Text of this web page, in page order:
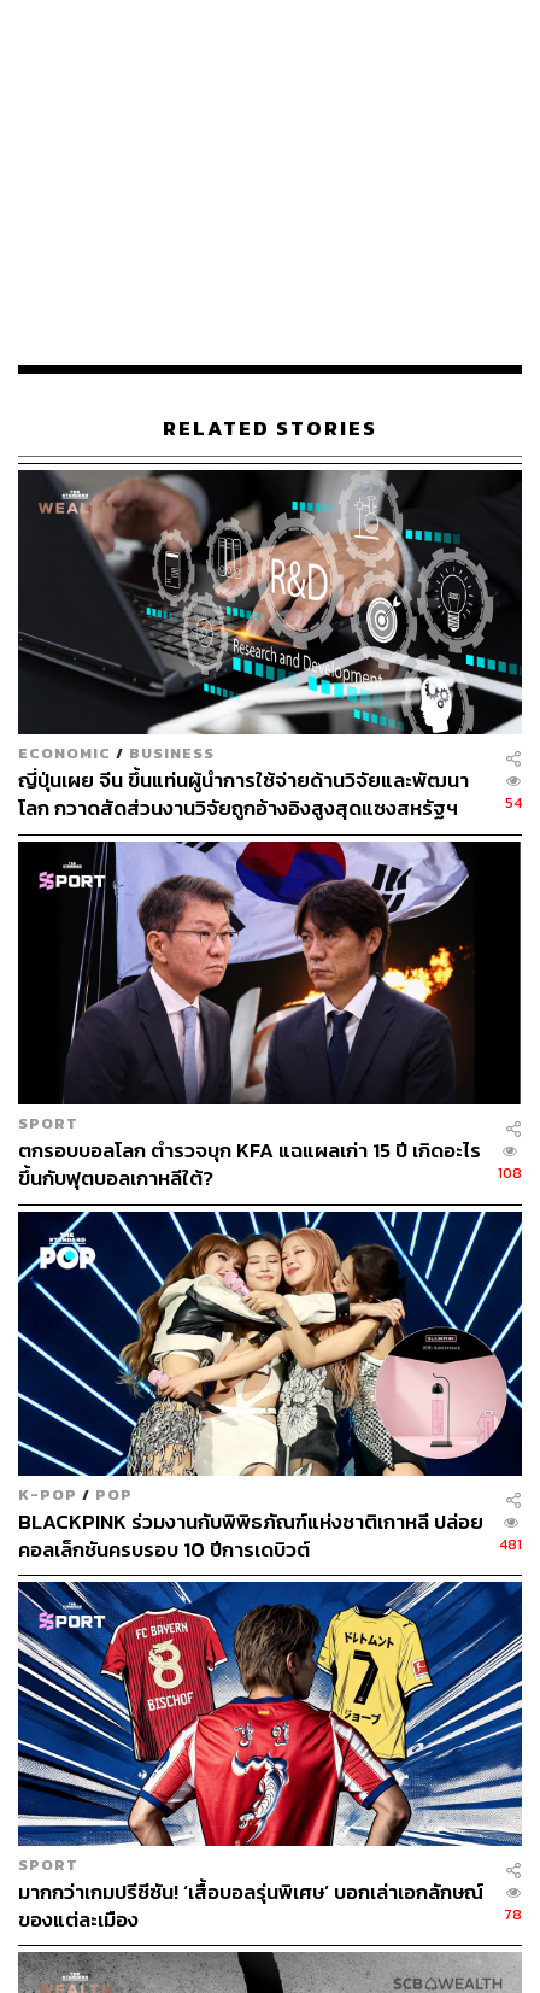
ภัทรณกัญ อนันเต่า
RELATED STORIES
ECONOMIC / BUSINESS
ญี่ปุ่นเผย จีน ขึ้นแท่นผู้นำการใช้จ่ายด้านวิจัยและพัฒนา
โลก กวาดสัดส่วนงานวิจัยถูกอ้างอิงสูงสุดแซงสหรัฐฯ
54
SPORT
ตกรอบบอลโลก ตำรวจบุก KFA แฉแผลเก่า 15 ปี เกิดอะไร
ขึ้นกับฟุตบอลเกาหลีใต้?
108
K-POP / POP
BLACKPINK ร่วมงานกับพิพิธภัณฑ์แห่งชาติเกาหลี ปล่อย
คอลเล็กชันครบรอบ 10 ปีการเดบิวต์
481
SPORT
มากกว่าเกมปรีซีซัน! ‘เสื้อบอลรุ่นพิเศษ’ บอกเล่าเอกลักษณ์
ของแต่ละเมือง
78